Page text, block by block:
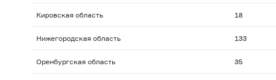
Кировская область 18
Нижегородская область 133
Оренбургская область 35